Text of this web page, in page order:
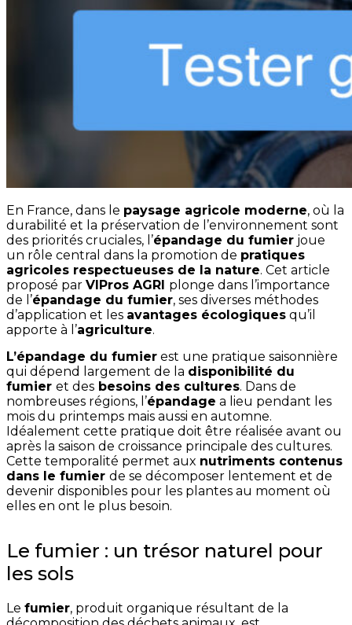
En France, dans le paysage agricole moderne, où la
durabilité et la préservation de l’environnement sont
des priorités cruciales, l’épandage du fumier joue
un rôle central dans la promotion de pratiques
agricoles respectueuses de la nature. Cet article
proposé par VIPros AGRI plonge dans l’importance
de l’épandage du fumier, ses diverses méthodes
d’application et les avantages écologiques qu’il
apporte à l’agriculture.
L’épandage du fumier est une pratique saisonnière
qui dépend largement de la disponibilité du
fumier et des besoins des cultures. Dans de
nombreuses régions, l’épandage a lieu pendant les
mois du printemps mais aussi en automne.
Idéalement cette pratique doit être réalisée avant ou
après la saison de croissance principale des cultures.
Cette temporalité permet aux nutriments contenus
dans le fumier de se décomposer lentement et de
devenir disponibles pour les plantes au moment où
elles en ont le plus besoin.
Le fumier : un trésor naturel pour
les sols
Le fumier, produit organique résultant de la